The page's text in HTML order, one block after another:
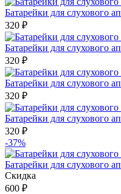
Батарейки для слухового
320 ₽
Батарейки для слухового
320 ₽
Батарейки для слухового
320 ₽
Батарейки для слухового
320 ₽
-37%
Батарейки для слухового
Скидка
600 ₽